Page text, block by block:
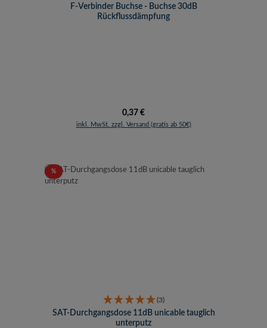
F-Verbinder Buchse - Buchse 30dB
Rückflussdämpfung
Regulärer Preis:
0,37 €
inkl. MwSt. zzgl. Versand (gratis ab 50€)
%Rabatt
(3)
SAT-Durchgangsdose 11dB unicable tauglich
unterputz